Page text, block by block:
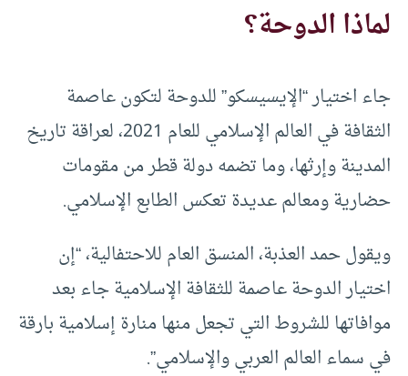
لماذا الدوحة؟
جاء اختيار “الإيسيسكو” للدوحة لتكون عاصمة
الثقافة في العالم الإسلامي للعام 2021، لعراقة تاريخ
المدينة وإرثها، وما تضمه دولة قطر من مقومات
حضارية ومعالم عديدة تعكس الطابع الإسلامي.
ويقول حمد العذبة، المنسق العام للاحتفالية، “إن
اختيار الدوحة عاصمة للثقافة الإسلامية جاء بعد
موافاتها للشروط التي تجعل منها منارة إسلامية بارقة
في سماء العالم العربي والإسلامي”.